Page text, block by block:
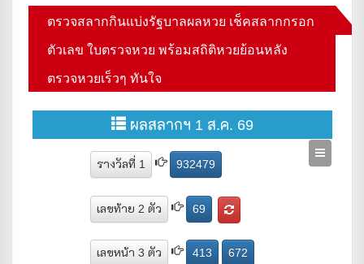
ตรวจสลากกินแบ่งรัฐบาลผลหวย เช็คสลากกรอก
ตัวเลข ใบตรวจหวย พร้อมสถิติหวยย้อนหลัง
ตรวจหวยเร็วๆ ทันใจ